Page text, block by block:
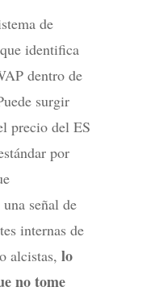
de
identifica
dentro de
surgir
precio del ES
por
señal de
internas de
alcistas, lo
no tome